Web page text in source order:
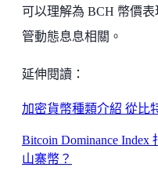
可以理解為 BCH 幣價
管動態息息相關。
延伸閱讀：
加密貨幣種類介紹 從比
Bitcoin Dominance
山寨幣？